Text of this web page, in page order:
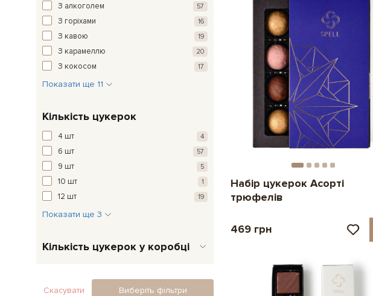
З алкоголем 57
З горіхами 16
З кавою 19
З карамеллю 20
З кокосом 17
Показати ще 11
Кількість цукерок
4 шт 4
6 шт 57
9 шт 5
10 шт 1
12 шт 19
Показати ще 3
Кількість цукерок у коробці
Скасувати Виберіть фільтри
Набір цукерок Асорті
трюфелів
469 грн